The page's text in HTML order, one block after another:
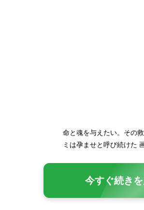
命と魂を与えたい。その
ミは孕ませと呼び続けた
今すぐ続き